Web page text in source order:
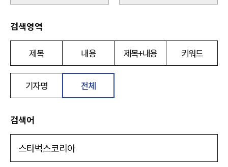
검색영역
제목 내용 제목+내용 키워드
기자명 전체
검색어